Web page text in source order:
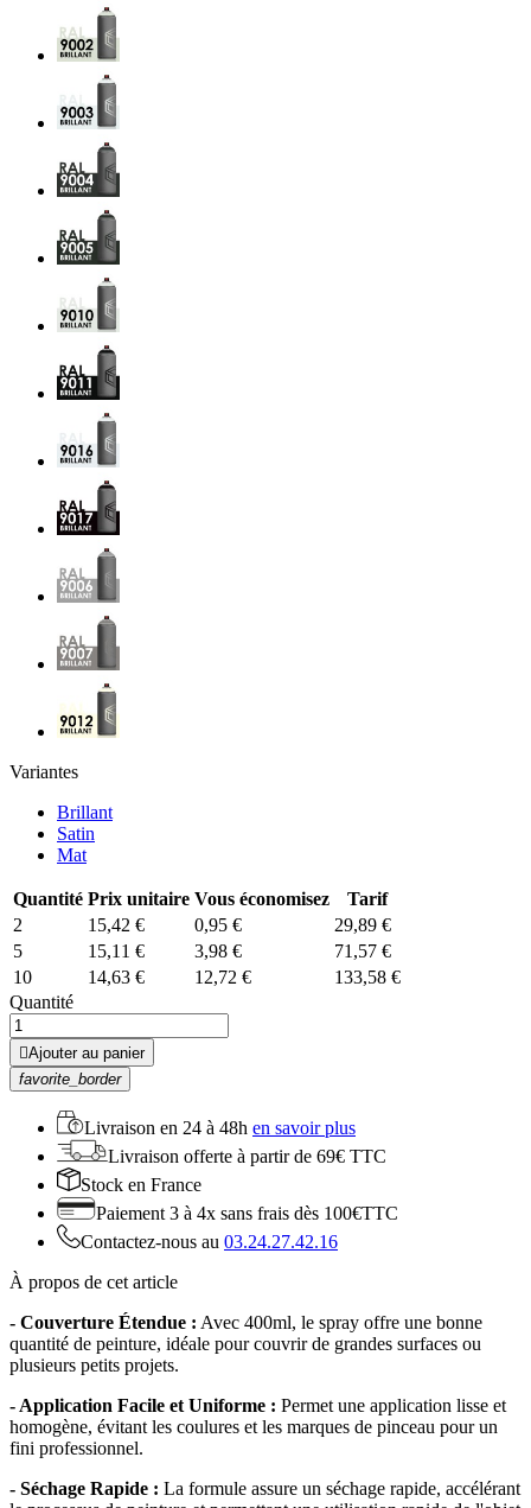
Variantes
Brillant
Satin
Mat
Quantité Prix unitaire Vous économisez
Tarif
2
15,42 € 0,95 €
29,89 €
5
15,11 € 3,98 €
71,57 €
10
14,63 € 12,72 €
133,58 €
Quantité
Ajouter au panier
favorite_border
Livraison en 24 à 48h en savoir plus
Livraison offerte à partir de 69€ TTC
Stock en France
Paiement 3 à 4x sans frais dès 100€TTC
Contactez-nous au 03.24.27.42.16
À propos de cet article
- Couverture Étendue : Avec 400ml, le spray offre une bonne
quantité de peinture, idéale pour couvrir de grandes surfaces ou
plusieurs petits projets.
- Application Facile et Uniforme : Permet une application lisse et
homogène, évitant les coulures et les marques de pinceau pour un
fini professionnel.
- Séchage Rapide : La formule assure un séchage rapide, accélérant